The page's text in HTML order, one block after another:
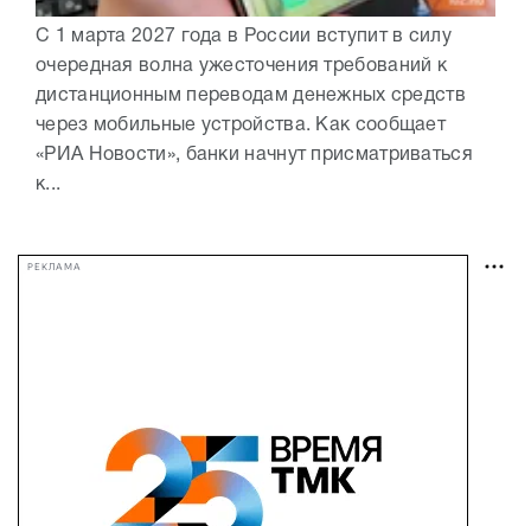
С 1 марта 2027 года в России вступит в силу
очередная волна ужесточения требований к
дистанционным переводам денежных средств
через мобильные устройства. Как сообщает
«РИА Новости», банки начнут присматриваться
к...
РЕКЛАМА